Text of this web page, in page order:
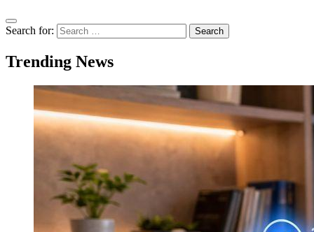
Search for:
Trending News